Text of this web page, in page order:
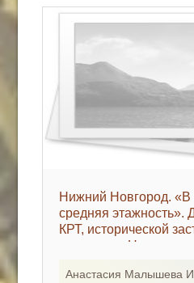
Нижний Новгород. «В
средняя
КРТ, исторической
вызовах - «Новости
Анастасия Малышева